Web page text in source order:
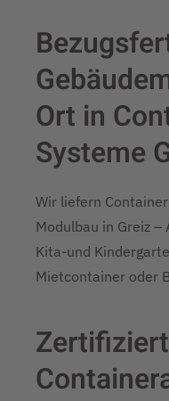
Ort in
Systeme
Wir liefern
Modulbau in Greiz
Kita-und
Mietcontainer oder